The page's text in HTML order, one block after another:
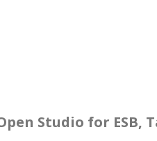
Studio for ESB,